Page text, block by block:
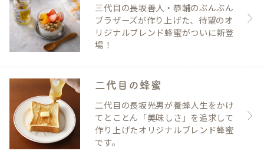
三代目の長坂善人・恭輔のぶんぶん
ブラザーズが作り上げた、待望のオ
リジナルブレンド蜂蜜がついに新登
場！
二代目の蜂蜜
二代目の長坂光男が養蜂人生をかけ
てとことん「美味しさ」を追求して
作り上げたオリジナルブレンド蜂蜜
です。